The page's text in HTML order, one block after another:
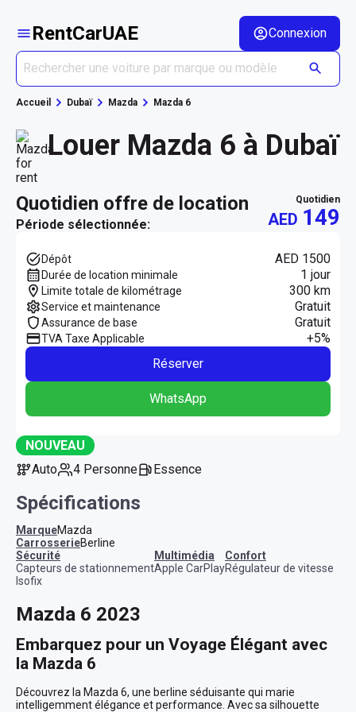
RentCarUAE Connexion
Accueil Dubaï Mazda Mazda 6
Louer Mazda 6 à Dubaï
quotidien offre de location
Période sélectionnée:
quotidien
AED 149
Dépôt AED 1500
Durée de location minimale 1 jour
Limite totale de kilométrage 300 km
Service et maintenance Gratuit
Assurance de base Gratuit
TVA Taxe Applicable
+5%
Réserver
WhatsApp
NOUVEAU
Auto
4 Personne Essence
Spécifications
MarqueMazda
CarrosserieBerline
sécurité
Capteurs de stationnement
Isofix
multimédia
Apple CarPlay
confort
Régulateur de vitesse
Mazda 6 2023
Embarquez pour un Voyage Élégant avec
la Mazda 6
Découvrez la Mazda 6, une berline séduisante qui marie
intelligemment élégance et performance. Avec sa silhouette